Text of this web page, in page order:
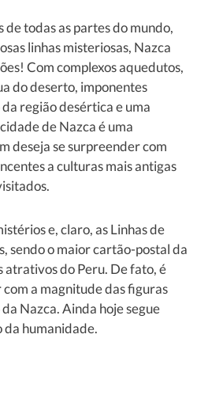
todas as partes do mundo,
linhas misteriosas, Nazca
Com complexos aquedutos,
do deserto, imponentes
região desértica e uma
de Nazca é uma
deseja se surpreender com
a culturas mais antigas
e, claro, as Linhas de
sendo o maior cartão-postal da
atrativos do Peru. De fato, é
a magnitude das figuras
Nazca. Ainda hoje segue
da humanidade.